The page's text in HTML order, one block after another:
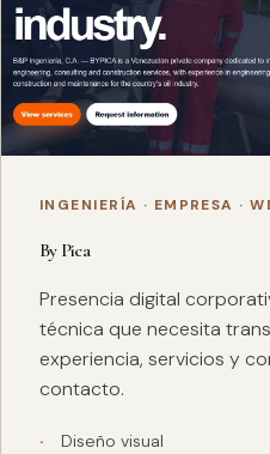
INGENIERÍA · EMPRESA ·
By Pica
Presencia digital
técnica que necesita
experiencia, servicios y
contacto.
Diseño visual